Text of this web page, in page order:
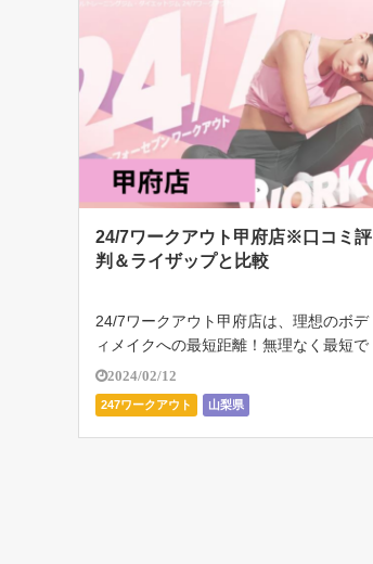
24/7ワークアウト甲府店※口コミ評
判＆ライザップと比較
24/7ワークアウト甲府店は、理想のボデ
ィメイクへの最短距離！無理なく最短で
理想の身体へ近づいていただくために、
100％お客様にフィットするオーダーメ
イドのプランをご提案します。 24/7ワ
ークアウト甲府店の店舗情報 営 […]
2024/02/12
247ワークアウト 山梨県